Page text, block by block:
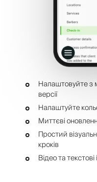
Налаштовуйте з
версії
Налаштуйте
Миттєві
Простий
кроків
Відео та текстові